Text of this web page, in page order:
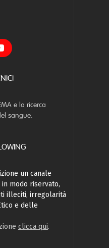
e la ricerca
sangue.
un canale
modo riservato,
illeciti, irregolarità
e delle
clicca qui.